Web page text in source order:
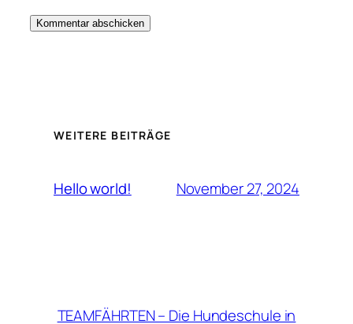
WEITERE BEITRÄGE
Hello world! November 27, 2024
TEAMFÄHRTEN – Die Hundeschule in